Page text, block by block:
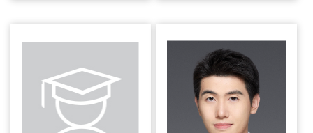
the Ph.D. degrees in
automatic control
from Université d...